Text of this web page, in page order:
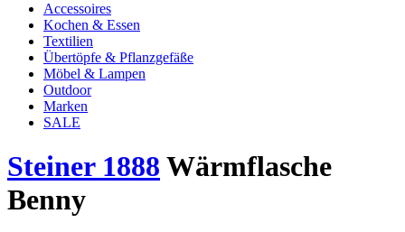
Accessoires
Kochen & Essen
Textilien
Übertöpfe & Pflanzgefäße
Möbel & Lampen
Outdoor
Marken
SALE
Steiner 1888 Wärmflasche
Benny